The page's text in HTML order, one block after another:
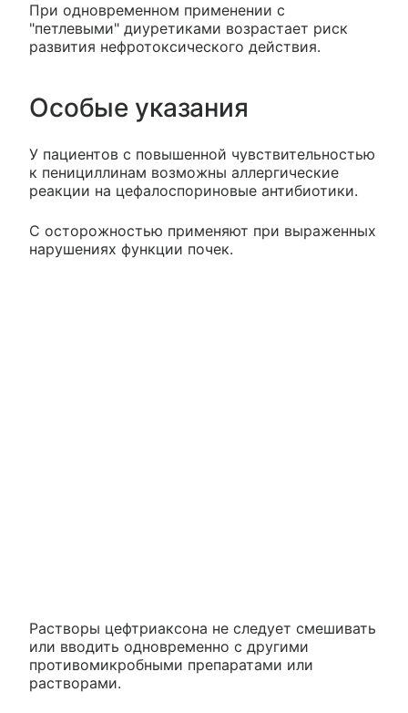
При одновременном применении с
"петлевыми" диуретиками возрастает риск
развития нефротоксического действия.
Особые указания
У пациентов с повышенной чувствительностью
к пенициллинам возможны аллергические
реакции на цефалоспориновые антибиотики.
С осторожностью применяют при выраженных
нарушениях функции почек.
Растворы цефтриаксона не следует смешивать
или вводить одновременно с другими
противомикробными препаратами или
растворами.